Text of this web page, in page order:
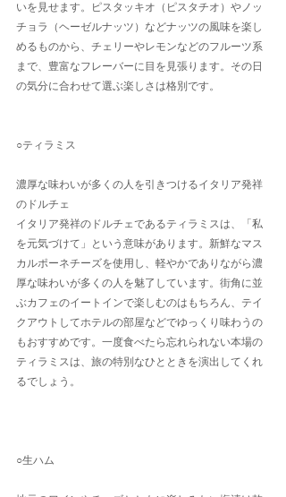
いを見せます。ピスタッキオ（ピスタチオ）やノッ
チョラ（ヘーゼルナッツ）などナッツの風味を楽し
めるものから、チェリーやレモンなどのフルーツ系
まで、豊富なフレーバーに目を見張ります。その日
の気分に合わせて選ぶ楽しさは格別です。
○ティラミス
濃厚な味わいが多くの人を引きつけるイタリア発祥
のドルチェ
イタリア発祥のドルチェであるティラミスは、「私
を元気づけて」という意味があります。新鮮なマス
カルポーネチーズを使用し、軽やかでありながら濃
厚な味わいが多くの人を魅了しています。街角に並
ぶカフェのイートインで楽しむのはもちろん、テイ
クアウトしてホテルの部屋などでゆっくり味わうの
もおすすめです。一度食べたら忘れられない本場の
ティラミスは、旅の特別なひとときを演出してくれ
るでしょう。
○生ハム